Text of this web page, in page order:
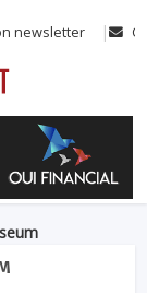
newsletter